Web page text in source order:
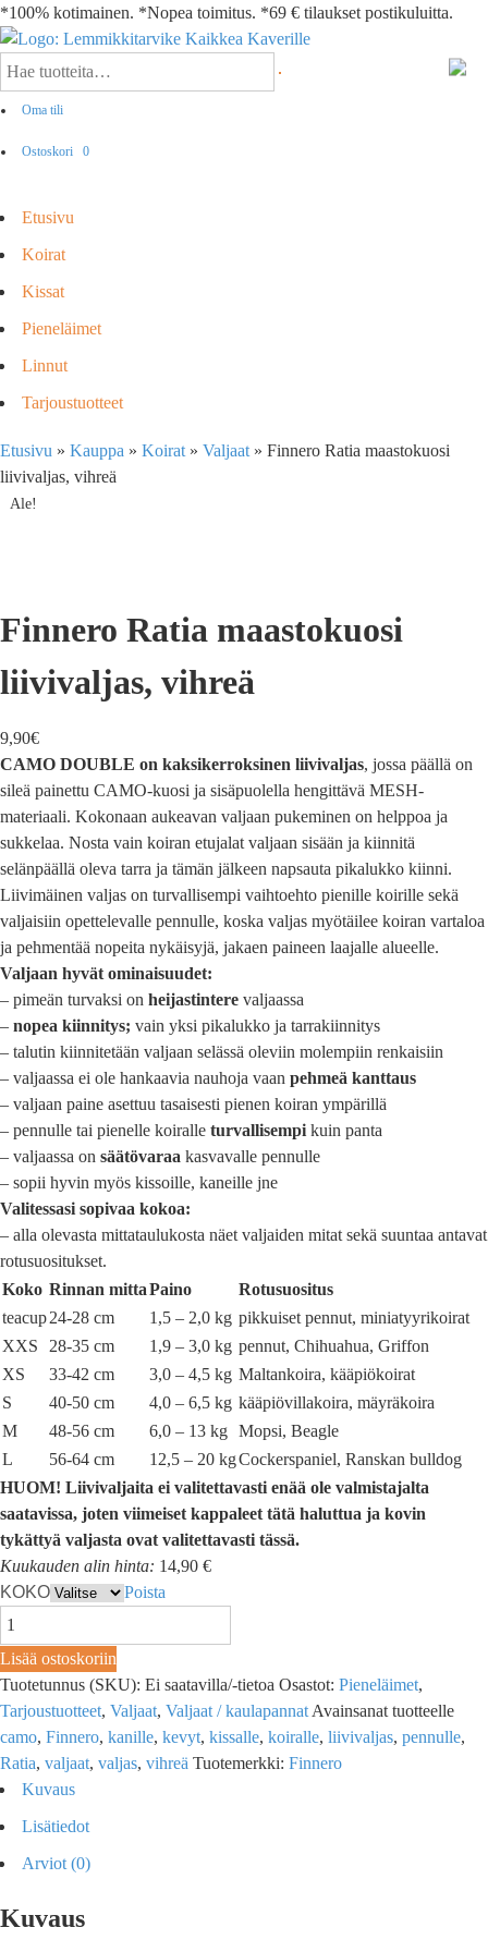
*100% kotimainen. *Nopea toimitus. *69 € tilaukset postikuluitta.
Oma tili
Ostoskori 0
Etusivu
Koirat
Kissat
Pieneläimet
Linnut
Tarjoustuotteet
Etusivu » Kauppa » Koirat » Valjaat » Finnero Ratia maastokuosi
liivivaljas, vihreä
Ale!
Finnero Ratia maastokuosi
liivivaljas, vihreä
9,90€
CAMO DOUBLE on kaksikerroksinen liivivaljas, jossa päällä on
sileä painettu CAMO-kuosi ja sisäpuolella hengittävä MESH-
materiaali. Kokonaan aukeavan valjaan pukeminen on helppoa ja
sukkelaa. Nosta vain koiran etujalat valjaan sisään ja kiinnitä
selänpäällä oleva tarra ja tämän jälkeen napsauta pikalukko kiinni.
Liivimäinen valjas on turvallisempi vaihtoehto pienille koirille sekä
valjaisiin opettelevalle pennulle, koska valjas myötäilee koiran vartaloa
ja pehmentää nopeita nykäisyjä, jakaen paineen laajalle alueelle.
Valjaan hyvät ominaisuudet:
– pimeän turvaksi on heijastintere valjaassa
– nopea kiinnitys; vain yksi pikalukko ja tarrakiinnitys
– talutin kiinnitetään valjaan selässä oleviin molempiin renkaisiin
– valjaassa ei ole hankaavia nauhoja vaan pehmeä kanttaus
– valjaan paine asettuu tasaisesti pienen koiran ympärillä
– pennulle tai pienelle koiralle turvallisempi kuin panta
– valjaassa on säätövaraa kasvavalle pennulle
– sopii hyvin myös kissoille, kaneille jne
Valitessasi sopivaa kokoa:
– alla olevasta mittataulukosta näet valjaiden mitat sekä suuntaa antavat
rotusuositukset.
Koko Rinnan mittaPaino
Rotusuositus
teacup24-28 cm 1,5 – 2,0 kg pikkuiset pennut, miniatyyrikoirat
XXS
28-35 cm 1,9 – 3,0 kg pennut, Chihuahua, Griffon
XS
33-42 cm 3,0 – 4,5 kg Maltankoira, kääpiökoirat
S
40-50 cm 4,0 – 6,5 kg kääpiövillakoira, mäyräkoira
M
48-56 cm 6,0 – 13 kg Mopsi, Beagle
L
56-64 cm 12,5 – 20 kgCockerspaniel, Ranskan bulldog
HUOM! Liivivaljaita ei valitettavasti enää ole valmistajalta
saatavissa, joten viimeiset kappaleet tätä haluttua ja kovin
tykättyä valjasta ovat valitettavasti tässä.
Kuukauden alin hinta: 14,90 €
KOKO
Poista
Lisää ostoskoriin
Tuotetunnus (SKU): Ei saatavilla/-tietoa Osastot: Pieneläimet,
Tarjoustuotteet, Valjaat, Valjaat / kaulapannat Avainsanat tuotteelle
camo, Finnero, kanille, kevyt, kissalle, koiralle, liivivaljas, pennulle,
Ratia, valjaat, valjas, vihreä Tuotemerkki: Finnero
Kuvaus
Lisätiedot
Arviot (0)
Kuvaus